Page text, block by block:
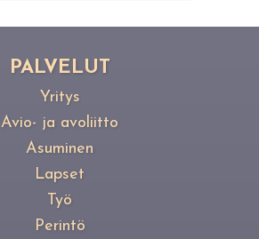
PAL­VE­LUT
Yritys
Avio- ja avoliitto
Asuminen
Lapset
Työ
Perintö